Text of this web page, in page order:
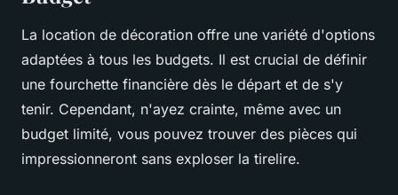
La location de décoration offre une variété d'options
adaptées à tous les budgets. Il est crucial de définir
une fourchette financière dès le départ et de s'y
tenir. Cependant, n'ayez crainte, même avec un
budget limité, vous pouvez trouver des pièces qui
impressionneront sans exploser la tirelire.